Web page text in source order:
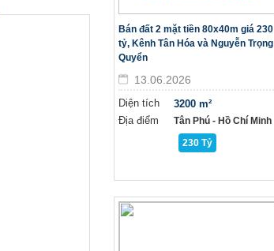
Bán đất 2 mặt tiền 80x40m giá 230
tỷ, Kênh Tân Hóa và Nguyễn Trọng
Quyển
13.06.2026
Diện tích
Địa điểm
3200 m²
Tân Phú - Hồ Chí Minh
230 Tỷ